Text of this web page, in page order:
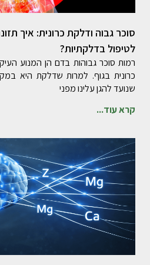
סוכר גבוה ודלקת כרונית: איך
לטיפול בדלקתיות?
רמות סוכר גבוהות בדם הן המנוע
כרונית בגוף. למרות שדלקת היא
שנועד להגן עלינו מפני
קרא עוד...